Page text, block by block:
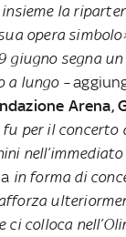
la
opera
giugno segna
a lungo –
Arena,
per il concerto
in forma di
ci colloca